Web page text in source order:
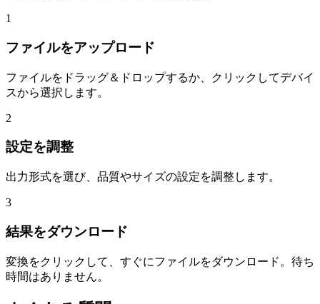
1
ファイルをアップロード
ファイルをドラッグ＆ドロップするか、クリックしてデバイ
スから選択します。
2
設定を調整
出力形式を選び、品質やサイズの設定を調整します。
3
結果をダウンロード
変換をクリックして、すぐにファイルをダウンロード。待ち
時間はありません。